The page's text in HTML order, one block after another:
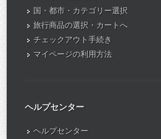
国・都市・カテゴリー選択
旅行商品の選択・カートへ
チェックアウト手続き
マイページの利用方法
ヘルプセンター
ヘルプセンター